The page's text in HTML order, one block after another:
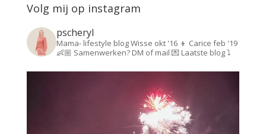
Volg mij op instagram
pscheryl
Mama- lifestyle blogWisse okt '16 👦 Carice feb '19
👶🏼 Samenwerken? DM of mail 💌Laatste blog ⤵️